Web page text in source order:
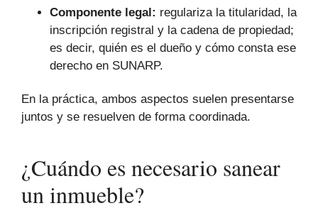
Componente legal: regulariza la titularidad, la
inscripción registral y la cadena de propiedad;
es decir, quién es el dueño y cómo consta ese
derecho en SUNARP.
En la práctica, ambos aspectos suelen presentarse
juntos y se resuelven de forma coordinada.
¿Cuándo es necesario sanear
un inmueble?